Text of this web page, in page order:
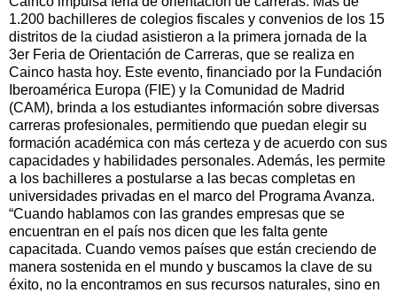
1.200 bachilleres de colegios fiscales y convenios de los 15
distritos de la ciudad asistieron a la primera jornada de la
3er Feria de Orientación de Carreras, que se realiza en
Cainco hasta hoy. Este evento, financiado por la Fundación
Iberoamérica Europa (FIE) y la Comunidad de Madrid
(CAM), brinda a los estudiantes información sobre diversas
carreras profesionales, permitiendo que puedan elegir su
formación académica con más certeza y de acuerdo con sus
capacidades y habilidades personales. Además, les permite
a los bachilleres a postularse a las becas completas en
universidades privadas en el marco del Programa Avanza.
“Cuando hablamos con las grandes empresas que se
encuentran en el país nos dicen que les falta gente
capacitada. Cuando vemos países que están creciendo de
manera sostenida en el mundo y buscamos la clave de su
éxito, no la encontramos en sus recursos naturales, sino en